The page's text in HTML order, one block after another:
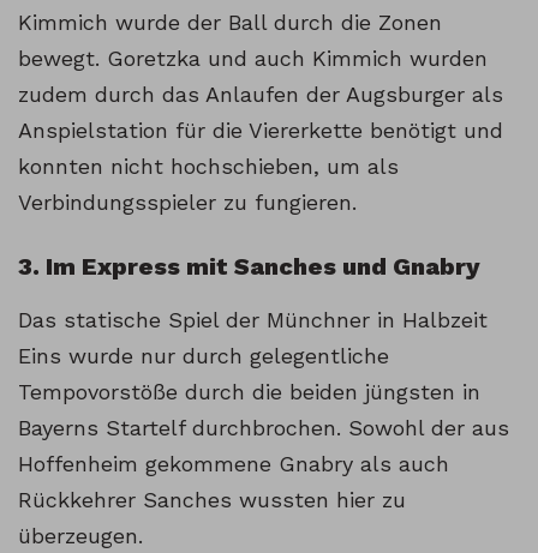
Kimmich wurde der Ball durch die Zonen
bewegt. Goretzka und auch Kimmich wurden
zudem durch das Anlaufen der Augsburger als
Anspielstation für die Viererkette benötigt und
konnten nicht hochschieben, um als
Verbindungsspieler zu fungieren.
3. Im Express mit Sanches und Gnabry
Das statische Spiel der Münchner in Halbzeit
Eins wurde nur durch gelegentliche
Tempovorstöße durch die beiden jüngsten in
Bayerns Startelf durchbrochen. Sowohl der aus
Hoffenheim gekommene Gnabry als auch
Rückkehrer Sanches wussten hier zu
überzeugen.